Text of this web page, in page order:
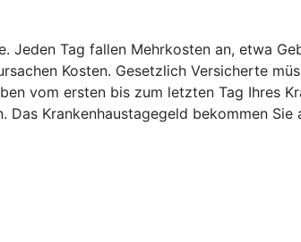
Tag fallen Mehrkosten an, etwa
Kosten. Gesetzlich Versicherte
vom ersten bis zum letzten Tag Ihres
Krankenhaustagegeld bekommen